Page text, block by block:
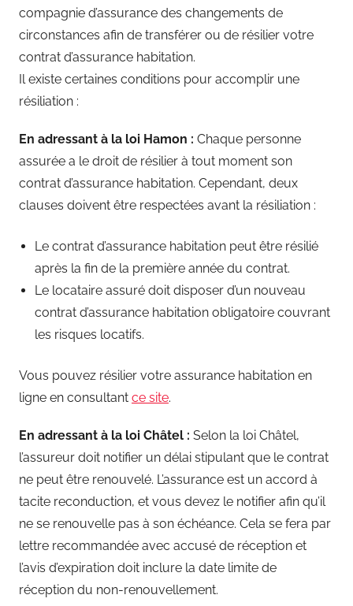
compagnie d’assurance des changements de
circonstances afin de transférer ou de résilier votre
contrat d’assurance habitation.
Il existe certaines conditions pour accomplir une
résiliation :
En adressant à la loi Hamon : Chaque personne
assurée a le droit de résilier à tout moment son
contrat d’assurance habitation. Cependant, deux
clauses doivent être respectées avant la résiliation :
Le contrat d’assurance habitation peut être résilié
après la fin de la première année du contrat.
Le locataire assuré doit disposer d’un nouveau
contrat d’assurance habitation obligatoire couvrant
les risques locatifs.
Vous pouvez résilier votre assurance habitation en
ligne en consultant ce site.
En adressant à la loi Châtel : Selon la loi Châtel,
l’assureur doit notifier un délai stipulant que le contrat
ne peut être renouvelé. L’assurance est un accord à
tacite reconduction, et vous devez le notifier afin qu’il
ne se renouvelle pas à son échéance. Cela se fera par
lettre recommandée avec accusé de réception et
l’avis d’expiration doit inclure la date limite de
réception du non-renouvellement.